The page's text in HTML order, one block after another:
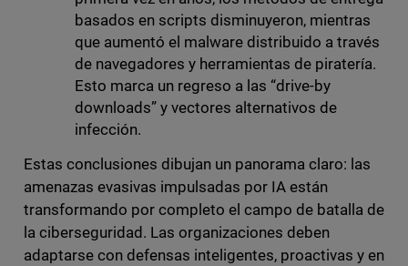
basados en scripts disminuyeron, mientras
que aumentó el malware distribuido a través
de navegadores y herramientas de piratería.
Esto marca un regreso a las “drive-by
downloads” y vectores alternativos de
infección.
Estas conclusiones dibujan un panorama claro: las
amenazas evasivas impulsadas por IA están
transformando por completo el campo de batalla de
la ciberseguridad. Las organizaciones deben
adaptarse con defensas inteligentes, proactivas y en